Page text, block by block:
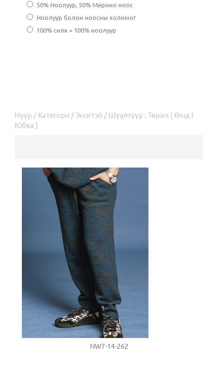
50% Ноолуур, 50% Мерино ноос
Ноолуур болон ноосны холимог
100% силк + 100% ноолуур
Нүүр / Категори / Эмэгтэй / Шүүлтүүр : Төрөл ( Өмд I
Юбка )
NW7-14-262